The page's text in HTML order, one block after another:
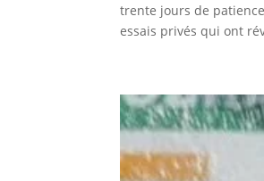
trente jours de
essais privés qui ont